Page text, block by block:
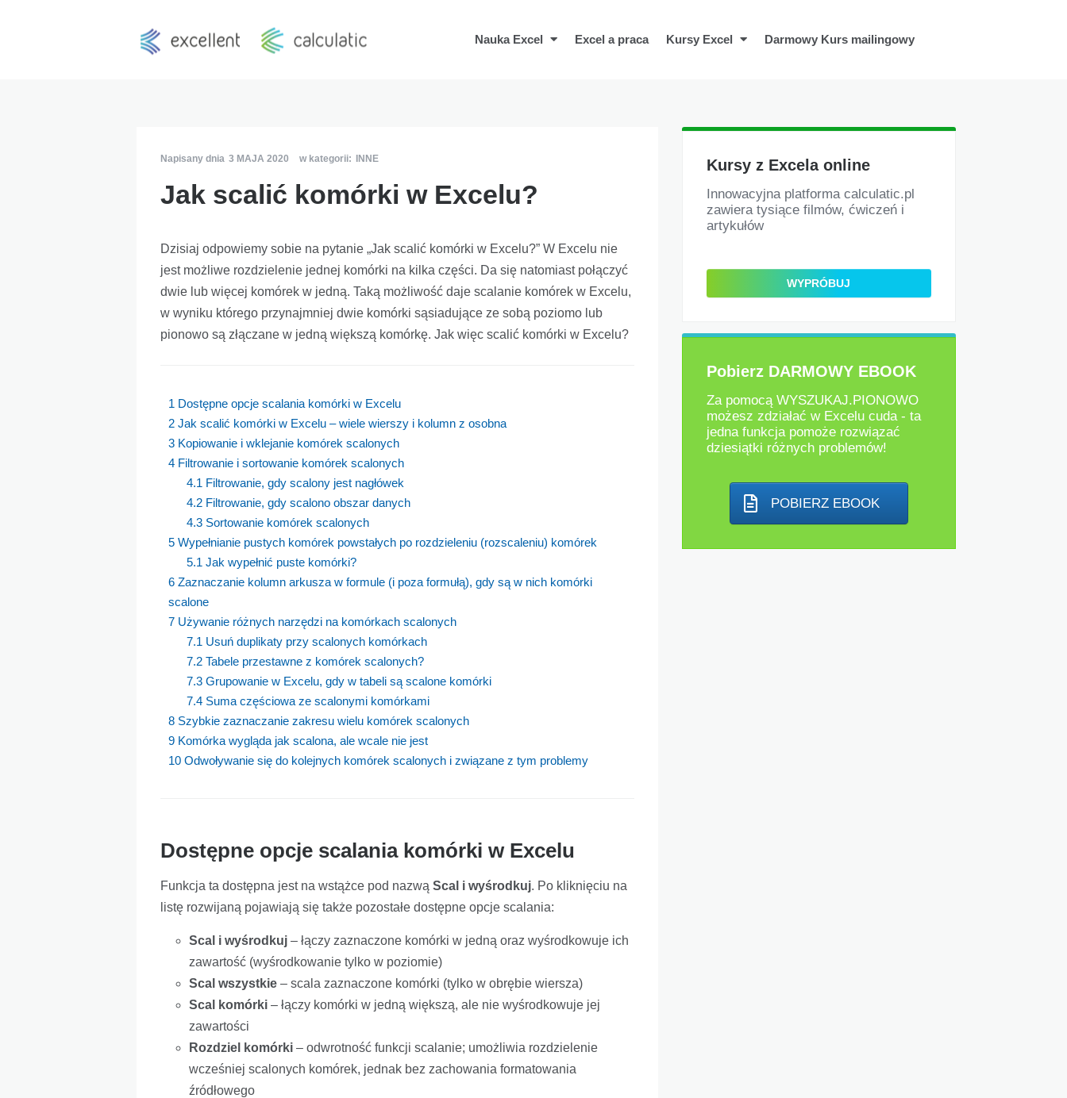
Nauka Excel Excel a praca Kursy Excel Darmowy Kurs mailingowy
Napisany dnia 3 MAJA 2020 w kategorii: INNE
Jak scalić komórki w Excelu?
Dzisiaj odpowiemy sobie na pytanie „Jak scalić komórki w Excelu?” W Excelu nie
jest możliwe rozdzielenie jednej komórki na kilka części. Da się natomiast połączyć
dwie lub więcej komórek w jedną. Taką możliwość daje scalanie komórek w Excelu,
w wyniku którego przynajmniej dwie komórki sąsiadujące ze sobą poziomo lub
pionowo są złączane w jedną większą komórkę. Jak więc scalić komórki w Excelu?
1 Dostępne opcje scalania komórki w Excelu
2 Jak scalić komórki w Excelu – wiele wierszy i kolumn z osobna
3 Kopiowanie i wklejanie komórek scalonych
4 Filtrowanie i sortowanie komórek scalonych
4.1 Filtrowanie, gdy scalony jest nagłówek
4.2Filtrowanie, gdy scalono obszar danych
4.3Sortowanie komórek scalonych
5 Wypełnianie pustych komórek powstałych po rozdzieleniu (rozscaleniu) komórek
5.1 Jak wypełnić puste komórki?
6 Zaznaczanie kolumn arkusza w formule (i poza formułą), gdy są w nich komórki
scalone
7 Używanie różnych narzędzi na komórkach scalonych
7.1 Usuń duplikaty przy scalonych komórkach
7.2Tabele przestawne z komórek scalonych?
7.3Grupowanie w Excelu, gdy w tabeli są scalone komórki
7.4Suma częściowa ze scalonymi komórkami
8 Szybkie zaznaczanie zakresu wielu komórek scalonych
9 Komórka wygląda jak scalona, ale wcale nie jest
10 Odwoływanie się do kolejnych komórek scalonych i związane z tym problemy
Dostępne opcje scalania komórki w Excelu
Funkcja ta dostępna jest na wstążce pod nazwą Scal i wyśrodkuj. Po kliknięciu na
listę rozwijaną pojawiają się także pozostałe dostępne opcje scalania:
Scal i wyśrodkuj – łączy zaznaczone komórki w jedną oraz wyśrodkowuje ich
zawartość (wyśrodkowanie tylko w poziomie)
Scal wszystkie – scala zaznaczone komórki (tylko w obrębie wiersza)
Scal komórki – łączy komórki w jedną większą, ale nie wyśrodkowuje jej
zawartości
Rozdziel komórki – odwrotność funkcji scalanie; umożliwia rozdzielenie
wcześniej scalonych komórek, jednak bez zachowania formatowania
źródłowego
Kursy z Excela online
Innowacyjna platforma calculatic.pl
zawiera tysiące filmów, ćwiczeń i
artykułów
WYPRÓBUJ
Pobierz DARMOWY EBOOK
Za pomocą WYSZUKAJ.PIONOWO
możesz zdziałać w Excelu cuda - ta
jedna funkcja pomoże rozwiązać
dziesiątki różnych problemów!
POBIERZ EBOOK